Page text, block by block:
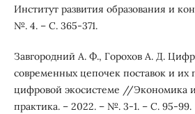
Институт развития образования и
№. 4. – С. 365-371.
Завгородний А. Ф., Горохов А. Д.
современных цепочек поставок и их
цифровой экосистеме //Экономика
практика. – 2022. – №. 3-1. – С. 95-99.